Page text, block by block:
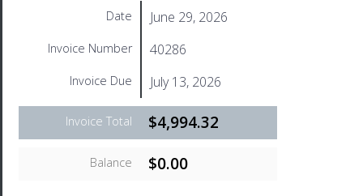
Date June 29, 2026
Invoice Number 40286
Invoice Due July 13, 2026
Invoice Total $4,994.32
Balance $0.00